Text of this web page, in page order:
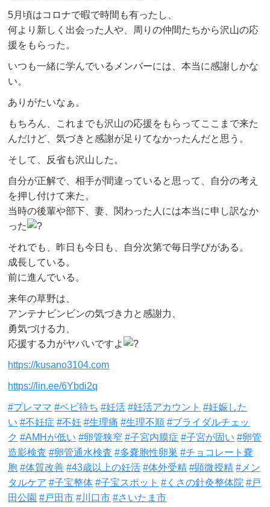
5月頃はコロナで暇で時間も有ったし、
何より新しく出会った人や、周りの仲間たちから沢山の応
援をもらった。
いつも一緒に学んでいるメンバーには、本当に感謝しかな
い。
ありがたいなぁ。
もちろん、これまでも沢山の応援をもらってここまで来た
んだけど、気づきと感謝が足りてなかったんだと思う。
そして、反省も沢山した。
自分が正解で、相手が間違っていると思って、自分の考え
を押し付けて来た。
当時の後輩や部下、妻、関わった人には本当に申し訳なか
った
それでも、昨日も今日も、自分次第で毎日学びがある。
成長している。
前に進んでいる。
来年の草野は、
アンテナビンビンの気づき力と感謝力、
勇気づける力、
応援する力がヤバいですよ
https://kusano3104.com
https://lin.ee/6Ybdi2q
#プレママ #ベビ待ち #妊活 #妊活アカウント #妊娠した
い #不妊症 #不妊 #生理痛 #生理不順 #ブライダルチェッ
ク #AMHが低い #卵管狭窄 #子宮内膜症 #子宮が固い #卵管
造影検査 #卵管通水検査 #多嚢胞性卵巣 #チョコレート嚢
胞 #体質改善 #43歳以上の妊活 #体外受精 #顕微授精 #メン
タルケア #子宝整体 #子宝スポット #くさの針灸整体院 #戸
田公園 #戸田市 #川口市 #さいたま市